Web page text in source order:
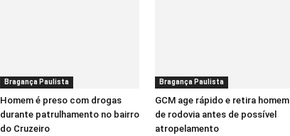
Bragança Paulista
Homem é preso com drogas
durante patrulhamento no bairro
do Cruzeiro
Bragança Paulista
GCM age rápido e retira homem
de rodovia antes de possível
atropelamento